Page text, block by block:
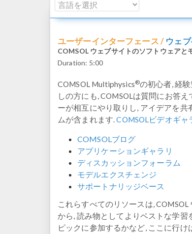
ユーザーインターフェース / ウェ
COMSOL ウェブサイトのソフトウェアと
Duration: 5:00
COMSOL Multiphysics®の初心者, 経
しの方にも, COMSOLは質問にお答
ーが相互にやり取りし, アイデアを
ムが含まれます.COMSOLビデオギャ
COMSOLブログ
アプリケーションギャラリ
ディスカッションフォーラム
モデルエクスチェンジ
サポートナリッジベース
これらすべてのリソースは,
から, 読み物としてよりベストな学習
ピックに参加するかなど, ここに行